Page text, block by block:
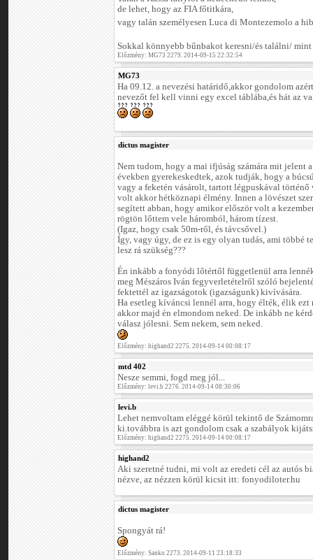
de lehet, hogy az FIA főtitkára,
vagy talán személyesen Luca di Montezemolo a
Sokkal könnyebb bűnbakot keresni/és találni/
Előzmény: MG73 2279. 2014-09-15 22:32:54
MG73
Ha 09.12. a nevezési határidő,akkor gondolom
nevezőt fel kell vinni egy excel táblába,és hát az
dictus magister
Nem tudom, hogy a mai ifjúság számára mit jelent
években gyerekeskedtek, azok tudják, hogy a
vagy a feketén vásárolt, tartott légpuskával történő
volt akkor hétköznapi élmény. Innen a lövészet
segített abban, hogy amikor először volt a
rögtön lőttem vele háromból, három tízest.
(Igaz, hogy csak 50m-ről, és távcsővel.)
Így, vagy úgy, de ez is egy olyan tudás, ami többé
lesz rá szükség???
Én inkább a fonyódi lőtértől függetlenül arra
meg Mészáros Iván fegyverletételről szóló
fektettél az igazságotok (igazságunk) kivívására.
Ha esetleg kíváncsi lennél arra, hogy élték, élik
akkor majd én elmondom neked. De inkább ne
válasz jólesni. Sem nekem, sem neked.
Előzmény: highand2 2275. 2014-09-14 00:08:17
mtd 402
Nesze semmi, fogd meg jól...
Előzmény: levi.b 2276. 2014-09-14 08:30:06
levi.b
Lehet nemvoltam eléggé körül tekintő de
ki.továbbra is azt gondolom csak a szabályok
Előzmény: highand2 2275. 2014-09-14 00:08:17
highand2
Aki szeretné tudni, mi volt az eredeti cél az autós
nézve, az nézzen körül kicsit itt: fonyodiloter.hu
dictus magister
Spongyát rá!
Előzmény: Sanko 2273. 2014-09-11 23:18:33